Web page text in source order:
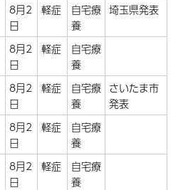
8月2
日
軽症
自宅療
養
埼玉県発表
8月2
日
軽症
自宅療
養
8月2
日
軽症
自宅療
養
さいたま市
発表
8月2
日
軽症
自宅療
養
8月2
日
軽症
自宅療
養